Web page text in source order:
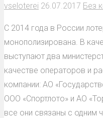
vseloterei 26.07.2017 Без
С 2014 года в России
монополизирована. В
выступают два
качестве операторов и
компании: АО
ООО «Спортлото» и АО
все они связаны с